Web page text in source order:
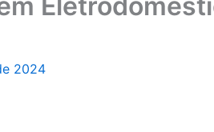
2024